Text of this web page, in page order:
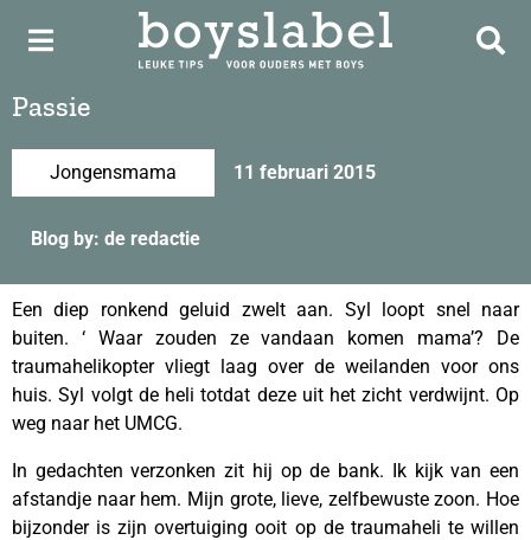
Passie
Jongensmama 11 februari 2015
Blog by: de redactie
Een diep ronkend geluid zwelt aan. Syl loopt snel naar
buiten. ‘ Waar zouden ze vandaan komen mama’? De
traumahelikopter vliegt laag over de weilanden voor ons
huis. Syl volgt de heli totdat deze uit het zicht verdwijnt. Op
weg naar het UMCG.
In gedachten verzonken zit hij op de bank. Ik kijk van een
afstandje naar hem. Mijn grote, lieve, zelfbewuste zoon. Hoe
bijzonder is zijn overtuiging ooit op de traumaheli te willen